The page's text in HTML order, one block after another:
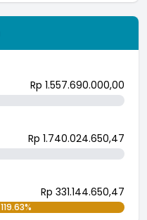
Rp 1.557.690.000,00
Rp 1.740.024.650,47
Rp 331.144.650,47
119.63%